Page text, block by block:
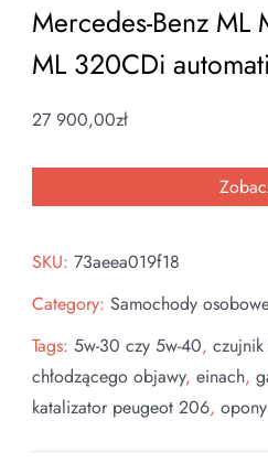
Mercedes-Benz ML
ML 320CDi
27 900,00zł
SKU: 73aeea019f18
Category: Samochody
Tags: 5w-30 czy 5w-40, czujnik
chłodzącego objawy, einach,
katalizator peugeot 206,